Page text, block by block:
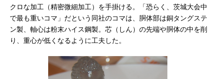
クロな加工（精密微細加工）を手掛ける。「恐らく、茨城大会中
で最も重いコマ」だという同社のコマは、胴体部は銅タングステ
ン製、軸心は粉末ハイス鋼製。芯（しん）の先端や胴体の中を削
り、重心が低くなるように工夫した。